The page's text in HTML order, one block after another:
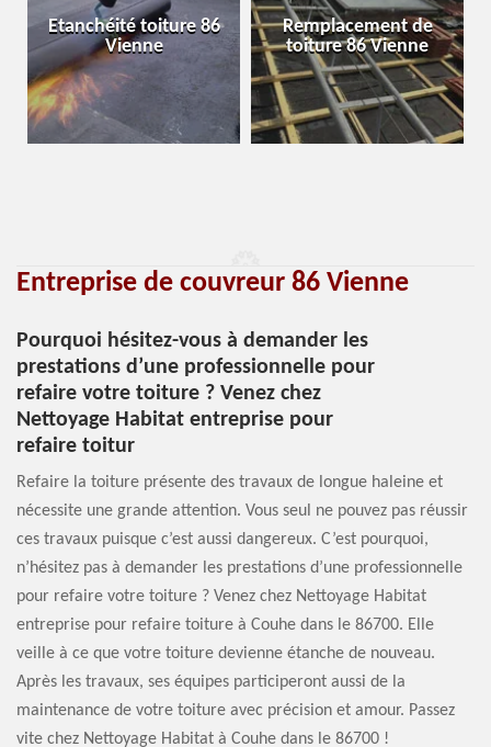
Etanchéité toiture 86
Vienne
Remplacement de
toiture 86 Vienne
Entreprise de couvreur 86 Vienne
Pourquoi hésitez-vous à demander les
prestations d’une professionnelle pour
refaire votre toiture ? Venez chez
Nettoyage Habitat entreprise pour
refaire toitur
Refaire la toiture présente des travaux de longue haleine et
nécessite une grande attention. Vous seul ne pouvez pas réussir
ces travaux puisque c’est aussi dangereux. C’est pourquoi,
n’hésitez pas à demander les prestations d’une professionnelle
pour refaire votre toiture ? Venez chez Nettoyage Habitat
entreprise pour refaire toiture à Couhe dans le 86700. Elle
veille à ce que votre toiture devienne étanche de nouveau.
Après les travaux, ses équipes participeront aussi de la
maintenance de votre toiture avec précision et amour. Passez
vite chez Nettoyage Habitat à Couhe dans le 86700 !